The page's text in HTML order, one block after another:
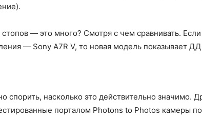
стопов — это много? Смотря с чем сравнивать.
— Sony A7R V, то новая модель показывает ДД
спорить, насколько это действительно значимо.
порталом Photons to Photos камеры